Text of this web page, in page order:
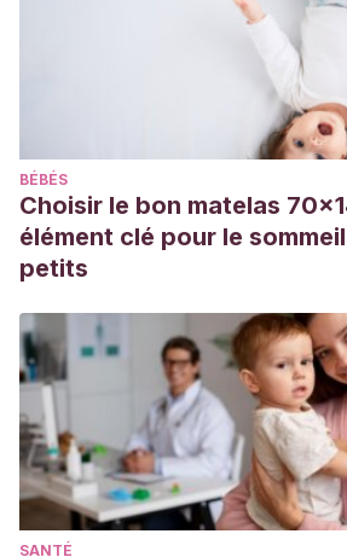
Rosenberg, M. B. (2000).Como Criar
Manera Compasiva | Center for
https://www.cnvc.org/what-nvc/
criar-nuestros-hijos-de-manera-
nuestros-hijos-de-manera-
BÉBÉS
Choisir le bon matelas
élément clé pour le
petits
SANTÉ